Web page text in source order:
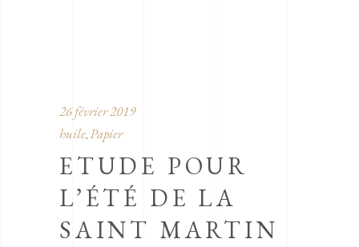
26 février 2019
huile, Papier
ETUDE POUR
L’ÉTÉ DE LA
SAINT MARTIN